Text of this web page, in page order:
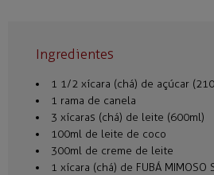
Ingredientes
1 1/2 xícara (chá) de açúcar
1 rama de canela
3 xícaras (chá) de leite (600ml)
100ml de leite de coco
300ml de creme de leite
1 xícara (chá) de FUBÁ MIMOSO